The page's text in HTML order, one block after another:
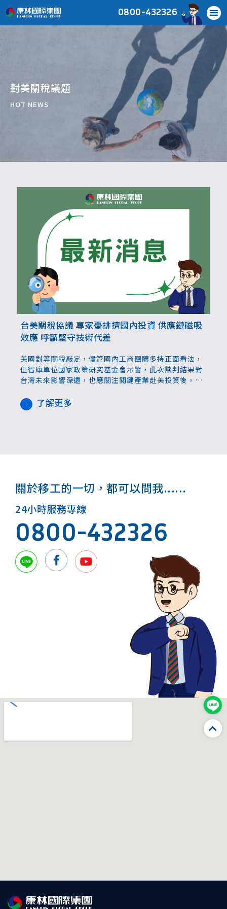
0800-432326
對美關稅議題
HOT NEWS
台美關稅協議 專家憂排擠國內投資 供應鏈磁吸
效應 呼籲堅守技術代差
美國對等關稅敲定，儘管國內工商團體多持正面看法，
但智庫單位國家政策研究基金會示警，此次談判結果對
台灣未來影響深遠，也應關注關鍵產業赴美投資後，是
術代差，或對海外投資規模、地區加以限制，維持長期
整體產業安全及發展，也須格外留意是否對國內投資造
了解更多
關於移工的一切，都可以問我......
24小時服務專線
0800-432326